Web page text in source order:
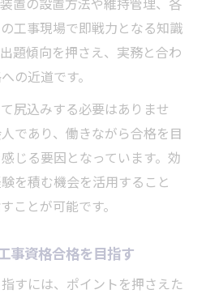
置の設置方法や維持管理、各
工事現場で即戦力となる知識
題傾向を押さえ、実務と合わ
の近道です。
尻込みする必要はありませ
であり、働きながら合格を目
じる要因となっています。効
を積む機会を活用すること
ことが可能です。
事資格合格を目指す
すには、ポイントを押さえた